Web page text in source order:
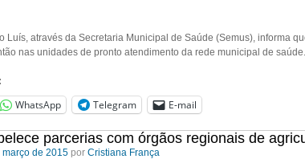
Luís, através da Secretaria Municipal de Saúde (Semus), informa
nas unidades de pronto atendimento da rede municipal de
WhatsApp Telegram E-mail
parcerias com órgãos regionais de
março de 2015 por Cristiana França